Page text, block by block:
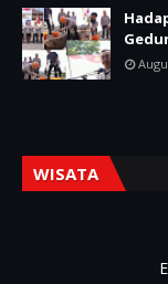
WISATA